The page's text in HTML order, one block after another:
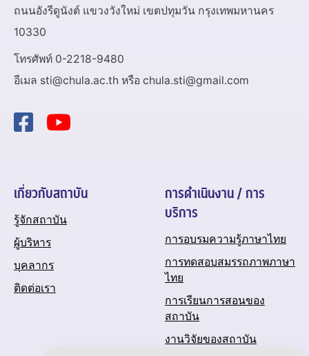
ถนนอังรีดูนังต์ แขวงวังใหม่ เขตปทุมวัน กรุงเทพมหานคร
10330
โทรศัพท์ 0-2218-9480
อีเมล sti@chula.ac.th หรือ chula.sti@gmail.com
เกี่ยวกับสถาบัน
รู้จักสถาบัน
ผู้บริหาร
บุคลากร
ติดต่อเรา
การดำเนินงาน / การ
บริการ
การอบรมความรู้ภาษาไทย
การทดสอบสมรรถภาพภาษา
ไทย
การเรียนการสอนของ
สถาบัน
งานวิจัยของสถาบัน